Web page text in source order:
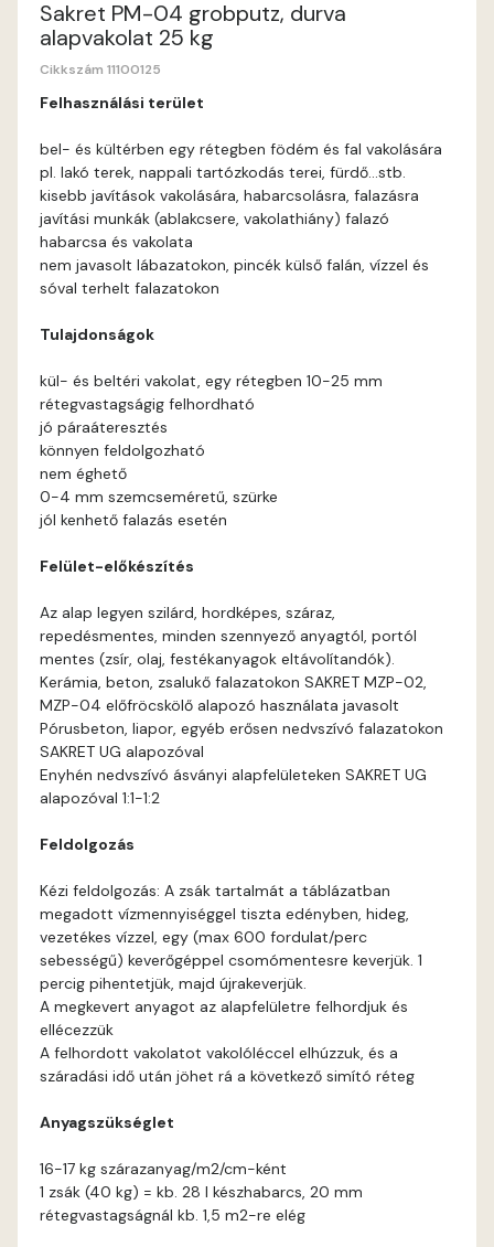
Sakret PM-04 grobputz, durva
alapvakolat 25 kg
Cikkszám 11100125
Felhasználási terület
bel- és kültérben egy rétegben födém és fal vakolására
pl. lakó terek, nappali tartózkodás terei, fürdő...stb.
kisebb javítások vakolására, habarcsolásra, falazásra
javítási munkák (ablakcsere, vakolathiány) falazó
habarcsa és vakolata
nem javasolt lábazatokon, pincék külső falán, vízzel és
sóval terhelt falazatokon
Tulajdonságok
kül- és beltéri vakolat, egy rétegben 10-25 mm
rétegvastagságig felhordható
jó páraáteresztés
könnyen feldolgozható
nem éghető
0-4 mm szemcseméretű, szürke
jól kenhető falazás esetén
Felület-előkészítés
Az alap legyen szilárd, hordképes, száraz,
repedésmentes, minden szennyező anyagtól, portól
mentes (zsír, olaj, festékanyagok eltávolítandók).
Kerámia, beton, zsalukő falazatokon SAKRET MZP-02,
MZP-04 előfröcskölő alapozó használata javasolt
Pórusbeton, liapor, egyéb erősen nedvszívó falazatokon
SAKRET UG alapozóval
Enyhén nedvszívó ásványi alapfelületeken SAKRET UG
alapozóval 1:1-1:2
Feldolgozás
Kézi feldolgozás: A zsák tartalmát a táblázatban
megadott vízmennyiséggel tiszta edényben, hideg,
vezetékes vízzel, egy (max 600 fordulat/perc
sebességű) keverőgéppel csomómentesre keverjük. 1
percig pihentetjük, majd újrakeverjük.
A megkevert anyagot az alapfelületre felhordjuk és
ellécezzük
A felhordott vakolatot vakolóléccel elhúzzuk, és a
száradási idő után jöhet rá a következő simító réteg
Anyagszükséglet
16-17 kg szárazanyag/m2/cm-ként
1 zsák (40 kg) = kb. 28 l készhabarcs, 20 mm
rétegvastagságnál kb. 1,5 m2-re elég